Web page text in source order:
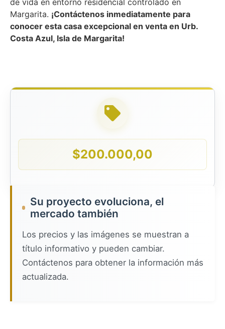
de vida en entorno residencial controlado en
Margarita. ¡Contáctenos inmediatamente para
conocer esta casa excepcional en venta en Urb.
Costa Azul, Isla de Margarita!
$200.000,00
Su proyecto evoluciona, el
mercado también
Los precios y las imágenes se muestran a
título informativo y pueden cambiar.
Contáctenos para obtener la información más
actualizada.